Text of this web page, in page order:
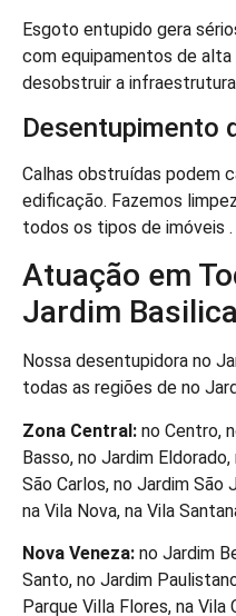
Esgoto entupido gera
com equipamentos de alta
desobstruir a
Desentupimento
Calhas obstruídas podem
edificação. Fazemos
todos os tipos de imóveis .
Atuação em
Jardim
Nossa desentupidora no
todas as regiões de no
Zona Central: no Centro,
Basso, no Jardim
São Carlos, no Jardim São
na Vila Nova, na Vila
Nova Veneza: no Jardim
Santo, no Jardim
Parque Villa Flores, na